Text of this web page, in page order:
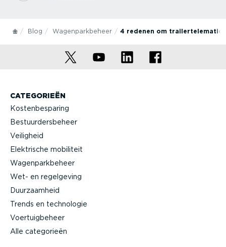
Blog Wagenparkbeheer 4 redenen om
CATEGORIEËN
Kostenbesparing
Bestuurdersbeheer
Veiligheid
Elektrische mobiliteit
Wagenparkbeheer
Wet- en regelgeving
Duurzaamheid
Trends en technologie
Voertuigbeheer
Alle categorieën